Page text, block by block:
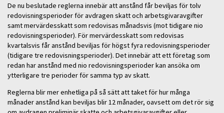
De nu beslutade reglerna innebär att anstånd får beviljas för tolv
redovisningsperioder för avdragen skatt och arbetsgivaravgifter
samt mervärdesskatt som redovisas månadsvis (mot tidigare nio
redovisningsperioder). För mervärdesskatt som redovisas
kvartalsvis får anstånd beviljas för högst fyra redovisningsperioder
(tidigare tre redovisningsperioder). Det innebär att ett företag som
redan har anstånd med nio redovisningsperioder kan ansöka om
ytterligare tre perioder för samma typ av skatt.
Reglerna blir mer enhetliga på så sätt att taket för hur många
månader anstånd kan beviljas blir 12 månader, oavsett om det rör sig